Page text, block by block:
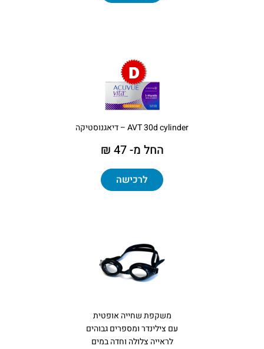
AVT 30d cylinder – דיאגנוסטיקה
החל מ- 47 ₪
לרכישה
משקפת שחייה אופטית
עם צילינדר ומספרים גבוהים
לראייה צלולה וחדה במים